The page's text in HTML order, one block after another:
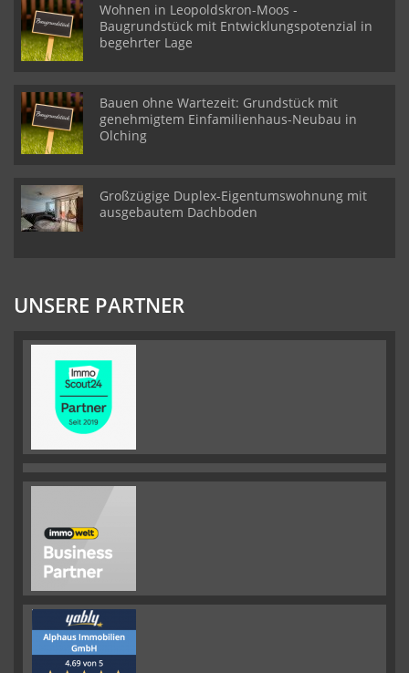
Wohnen in Leopoldskron-Moos -
Baugrundstück mit Entwicklungspotenzial in
begehrter Lage
Bauen ohne Wartezeit: Grundstück mit
genehmigtem Einfamilienhaus-Neubau in
Olching
Großzügige Duplex-Eigentumswohnung mit
ausgebautem Dachboden
UNSERE PARTNER